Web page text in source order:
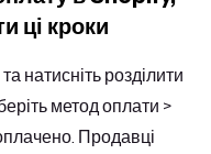
ці кроки
натисніть розділити
метод оплати >
Продавці